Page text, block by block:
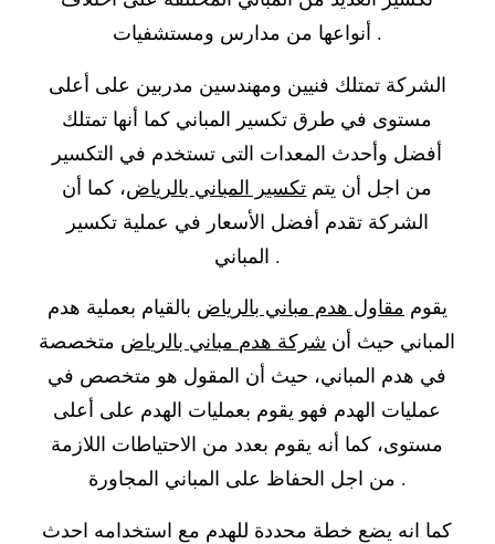
أنواعها من مدارس ومستشفيات .
الشركة تمتلك فنيين ومهندسين مدربين على أعلى
مستوى في طرق تكسير المباني كما أنها تمتلك
أفضل وأحدث المعدات التى تستخدم في التكسير
من اجل أن يتم تكسير المباني بالرياض، كما أن
الشركة تقدم أفضل الأسعار في عملية تكسير
المباني .
يقوم مقاول هدم مباني بالرياض بالقيام بعملية هدم
المباني حيث أن شركة هدم مباني بالرياض متخصصة
في هدم المباني، حيث أن المقول هو متخصص في
عمليات الهدم فهو يقوم بعمليات الهدم على أعلى
مستوى، كما أنه يقوم بعدد من الاحتياطات اللازمة
من اجل الحفاظ على المباني المجاورة .
كما انه يضع خطة محددة للهدم مع استخدامه احدث